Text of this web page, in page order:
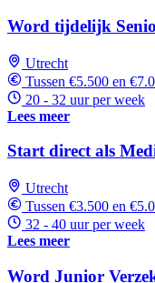
Word tijdelijk
Utrecht
Tussen €5.500 en
20 - 32 uur per week
Lees meer
Start direct als
Utrecht
Tussen €3.500 en
32 - 40 uur per week
Lees meer
Word Junior